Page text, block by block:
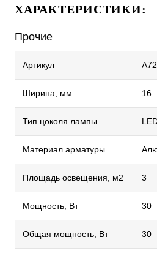
ХАРАКТЕРИСТИКИ:
Прочие
Артикул
Ширина, мм 16
Тип цоколя лампы
Материал арматуры
Площадь освещения, м2 3
Мощность, Вт 30
Общая мощность, Вт 30